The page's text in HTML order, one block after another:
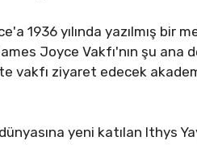
1936 yılında yazılmış bir
Joyce Vakfı'nın şu ana
vakfı ziyaret edecek
dünyasına yeni katılan Ithys